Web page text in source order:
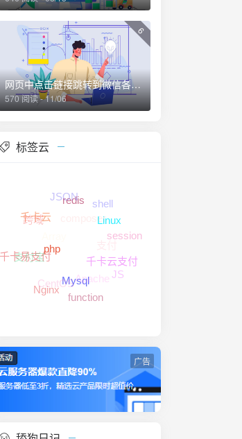
6
网页中点击链接跳转到微信各个界面的方法
570 阅读 - 11/06
标签云
php
Mysql
千卡云支付
Linux
redis
千卡云
千卡易支付
Nginx
function
JS
session
shell
JSON
跨域
支付宝
CentOS
Apache
支付
composer
广告